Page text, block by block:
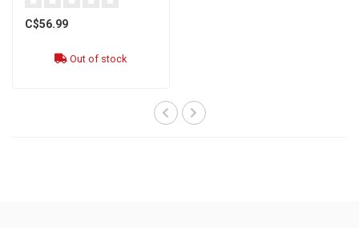
C$56.99
Out of stock